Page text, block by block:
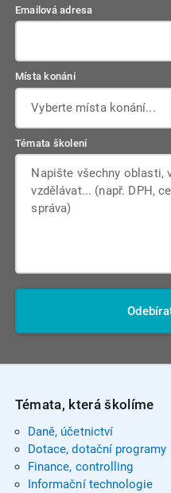
Emailová adresa
Místa konání
Vyberte místa konání...
Témata školení
Témata, která školíme
Daně, účetnictví
Dotace, dotační programy
Finance, controlling
Informační technologie